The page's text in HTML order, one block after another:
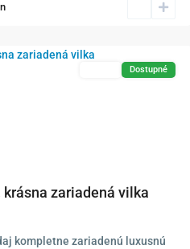
Dostupné
zariadená vilka
kompletne zariadenú luxusnú